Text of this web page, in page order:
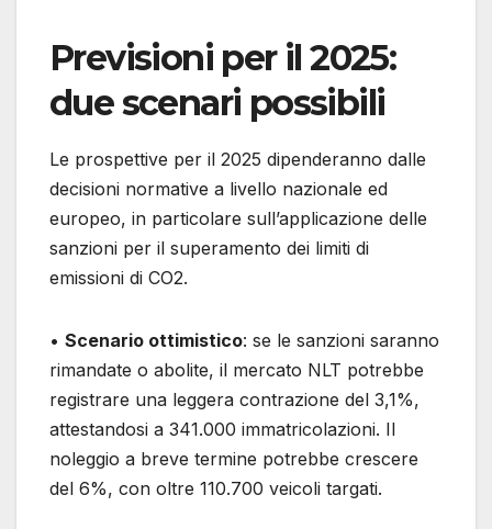
Previsioni per il 2025:
due scenari possibili
Le prospettive per il 2025 dipenderanno dalle
decisioni normative a livello nazionale ed
europeo, in particolare sull’applicazione delle
sanzioni per il superamento dei limiti di
emissioni di CO2.
• Scenario ottimistico: se le sanzioni saranno
rimandate o abolite, il mercato NLT potrebbe
registrare una leggera contrazione del 3,1%,
attestandosi a 341.000 immatricolazioni. Il
noleggio a breve termine potrebbe crescere
del 6%, con oltre 110.700 veicoli targati.